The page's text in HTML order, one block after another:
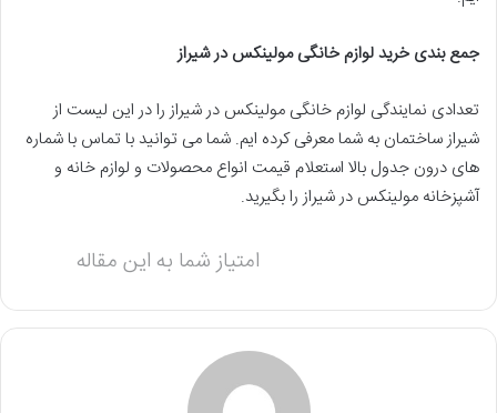
جمع بندی خرید لوازم خانگی مولینکس در شیراز
تعدادی نمایندگی لوازم خانگی مولینکس در شیراز را در این لیست از
شیراز ساختمان به شما معرفی کرده ایم. شما می توانید با تماس با شماره
های درون جدول بالا استعلام قیمت انواع محصولات و لوازم خانه و
آشپزخانه مولینکس در شیراز را بگیرید.
امتیاز شما به این مقاله